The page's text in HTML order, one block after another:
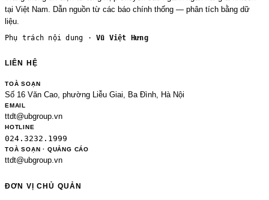
tại Việt Nam. Dẫn nguồn từ các báo chính thống — phân tích bằng dữ
liệu.
Phụ trách nội dung ·Vũ Việt Hưng
LIÊN HỆ
TOÀ SOẠN
Số 16 Văn Cao, phường Liễu Giai, Ba Đình, Hà Nội
EMAIL
ttdt@ubgroup.vn
HOTLINE
024.3232.1999
TOÀ SOẠN · QUẢNG CÁO
ttdt@ubgroup.vn
ĐƠN VỊ CHỦ QUẢN